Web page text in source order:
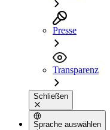
Presse
Transparenz
Schließen
Sprache auswählen